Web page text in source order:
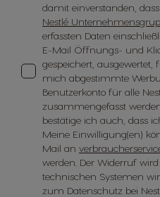
damit einverstanden,
Nestlé
erfassten Daten
E-Mail Öffnungs- und
gespeichert,
mich abgestimmte
Benutzerkonto für alle
zusammengefasst
bestätige ich auch, dass
Meine Einwilligung(en)
Mail an
werden. Der Widerruf
technischen Systemen
zum Datenschutz bei